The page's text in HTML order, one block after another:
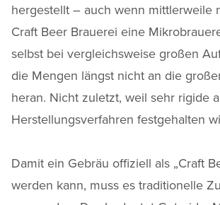
hergestellt – auch wenn mittlerweile
Craft Beer Brauerei eine
selbst bei vergleichsweise großen
die Mengen längst nicht an die
heran. Nicht zuletzt, weil sehr rigide
Herstellungsverfahren festgehalten
Damit ein Gebräu offiziell als „Craft
werden kann, muss es traditionelle